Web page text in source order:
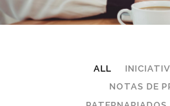
ALL
NOTAS DE